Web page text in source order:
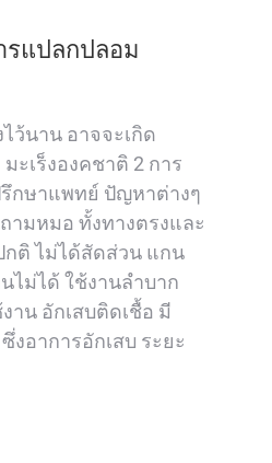
รแปลกปลอม
ไว้นาน อาจจะเกิด
ะเร็งองคชาติ 2 การ
กษาแพทย์ ปัญหาต่างๆ
มหมอ ทั้งทางตรงและ
ติ ไม่ได้สัดส่วน แกน
ไม่ได้ ใช้งานลำบาก
น อักเสบติดเชื้อ มี
งอาการอักเสบ ระยะ